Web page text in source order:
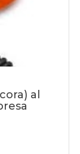
al